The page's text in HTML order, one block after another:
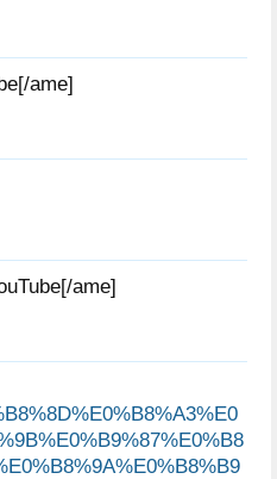
ญโญFai3iola
ame]
ame]